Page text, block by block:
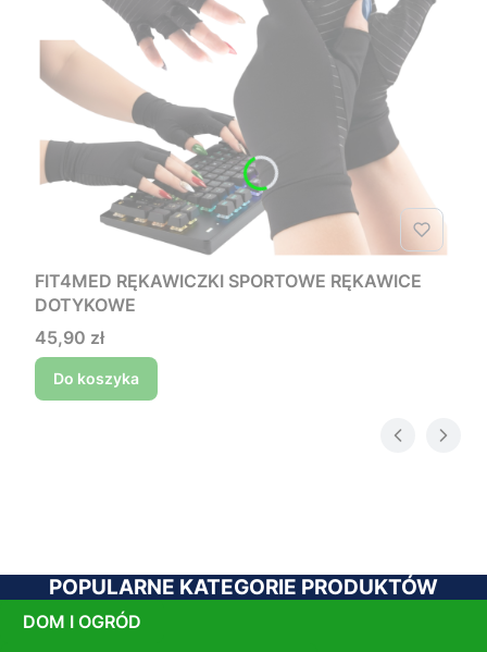
FIT4MED RĘKAWICZKI SPORTOWE RĘKAWICE
DOTYKOWE
Cena
45,90 zł
Do koszyka
POPULARNE KATEGORIE PRODUKTÓW
DOM I OGRÓD